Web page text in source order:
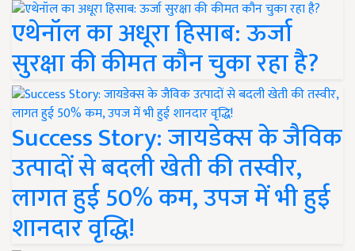
एथेनॉल का अधूरा हिसाब: ऊर्जा
सुरक्षा की कीमत कौन चुका रहा है?
Success Story: जायडेक्स के जैविक
उत्पादों से बदली खेती की तस्वीर,
लागत हुई 50% कम, उपज में भी हुई
शानदार वृद्धि!